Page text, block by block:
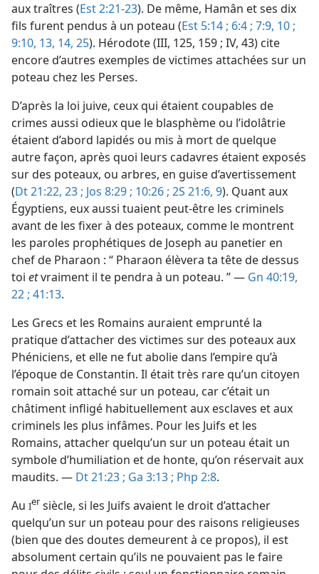
aux traîtres (Est 2:21-23). De même, Hamân et ses dix
fils furent pendus à un poteau (Est 5:14 ; 6:4 ; 7:9, 10 ;
9:10, 13, 14, 25). Hérodote (III, 125, 159 ; IV, 43) cite
encore d’autres exemples de victimes attachées sur un
poteau chez les Perses.
D’après la loi juive, ceux qui étaient coupables de
crimes aussi odieux que le blasphème ou l’idolâtrie
étaient d’abord lapidés ou mis à mort de quelque
autre façon, après quoi leurs cadavres étaient exposés
sur des poteaux, ou arbres, en guise d’avertissement
(Dt 21:22, 23 ; Jos 8:29 ; 10:26 ; 2S 21:6, 9). Quant aux
Égyptiens, eux aussi tuaient peut-être les criminels
avant de les fixer à des poteaux, comme le montrent
les paroles prophétiques de Joseph au panetier en
chef de Pharaon : “ Pharaon élèvera ta tête de dessus
toi etvraiment il te pendra à un poteau. ” — Gn 40:19,
22 ; 41:13.
Les Grecs et les Romains auraient emprunté la
pratique d’attacher des victimes sur des poteaux aux
Phéniciens, et elle ne fut abolie dans l’empire qu’à
l’époque de Constantin. Il était très rare qu’un citoyen
romain soit attaché sur un poteau, car c’était un
châtiment infligé habituellement aux esclaves et aux
criminels les plus infâmes. Pour les Juifs et les
Romains, attacher quelqu’un sur un poteau était un
symbole d’humiliation et de honte, qu’on réservait aux
maudits. — Dt 21:23 ; Ga 3:13 ; Php 2:8.
Au Ier siècle, si les Juifs avaient le droit d’attacher
quelqu’un sur un poteau pour des raisons religieuses
(bien que des doutes demeurent à ce propos), il est
absolument certain qu’ils ne pouvaient pas le faire